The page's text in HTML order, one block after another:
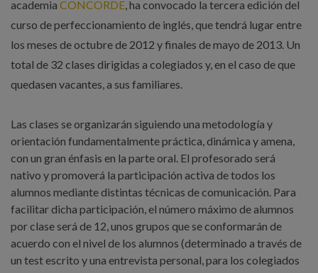
academia CONCORDE, ha convocado la tercera edición del
curso de perfeccionamiento de inglés, que tendrá lugar entre
los meses de octubre de 2012 y finales de mayo de 2013. Un
total de 32 clases dirigidas a colegiados y, en el caso de que
quedasen vacantes, a sus familiares.
Las clases se organizarán siguiendo una metodología y
orientación fundamentalmente práctica, dinámica y amena,
con un gran énfasis en la parte oral. El profesorado será
nativo y promoverá la participación activa de todos los
alumnos mediante distintas técnicas de comunicación. Para
facilitar dicha participación, el número máximo de alumnos
por clase será de 12, unos grupos que se conformarán de
acuerdo con el nivel de los alumnos (determinado a través de
un test escrito y una entrevista personal, para los colegiados